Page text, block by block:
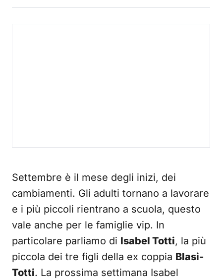
Settembre è il mese degli inizi, dei
cambiamenti. Gli adulti tornano a lavorare
e i più piccoli rientrano a scuola, questo
vale anche per le famiglie vip. In
particolare parliamo di Isabel Totti, la più
piccola dei tre figli della ex coppia Blasi-
Totti. La prossima settimana Isabel